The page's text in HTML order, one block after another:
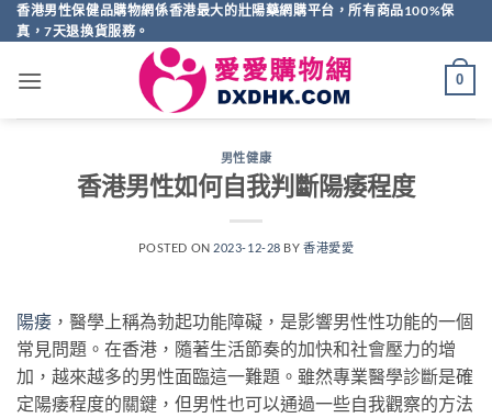
Skip
to
香港男性保健品購物網係香港最大的壯陽藥網購平台，所有商品100%保
真，7天退換貨服務。
0
男性健康
香港男性如何自我判斷陽痿程度
POSTED ON 2023-12-28 BY香港愛愛
陽痿 ，醫學上稱為勃起功能障礙，是影響男性性功能的一個
常見問題。在香港，隨著生活節奏的加快和社會壓力的增
加，越來越多的男性面臨這一難題。雖然專業醫學診斷是確
定陽痿程度的關鍵，但男性也可以通過一些自我觀察的方法